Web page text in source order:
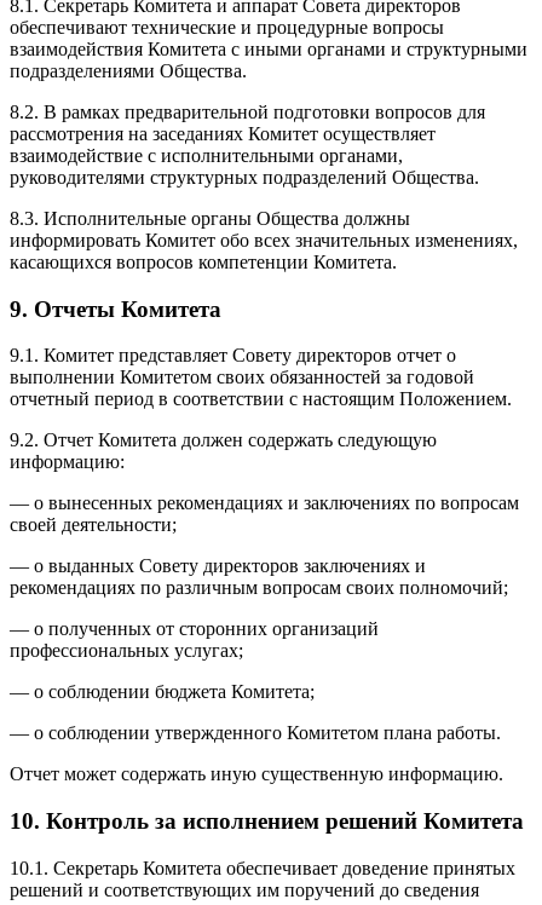
8.1. Секретарь Комитета и аппарат Совета директоров
обеспечивают технические и процедурные вопросы
взаимодействия Комитета с иными органами и структурными
подразделениями Общества.
8.2. В рамках предварительной подготовки вопросов для
рассмотрения на заседаниях Комитет осуществляет
взаимодействие с исполнительными органами,
руководителями структурных подразделений Общества.
8.3. Исполнительные органы Общества должны
информировать Комитет обо всех значительных изменениях,
касающихся вопросов компетенции Комитета.
9. Отчеты Комитета
9.1. Комитет представляет Совету директоров отчет о
выполнении Комитетом своих обязанностей за годовой
отчетный период в соответствии с настоящим Положением.
9.2. Отчет Комитета должен содержать следующую
информацию:
— о вынесенных рекомендациях и заключениях по вопросам
своей деятельности;
— о выданных Совету директоров заключениях и
рекомендациях по различным вопросам своих полномочий;
— о полученных от сторонних организаций
профессиональных услугах;
— о соблюдении бюджета Комитета;
— о соблюдении утвержденного Комитетом плана работы.
Отчет может содержать иную существенную информацию.
10. Контроль за исполнением решений Комитета
10.1. Секретарь Комитета обеспечивает доведение принятых
решений и соответствующих им поручений до сведения